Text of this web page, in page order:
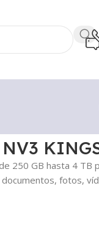
NV3
250 GB hasta 4
fotos,